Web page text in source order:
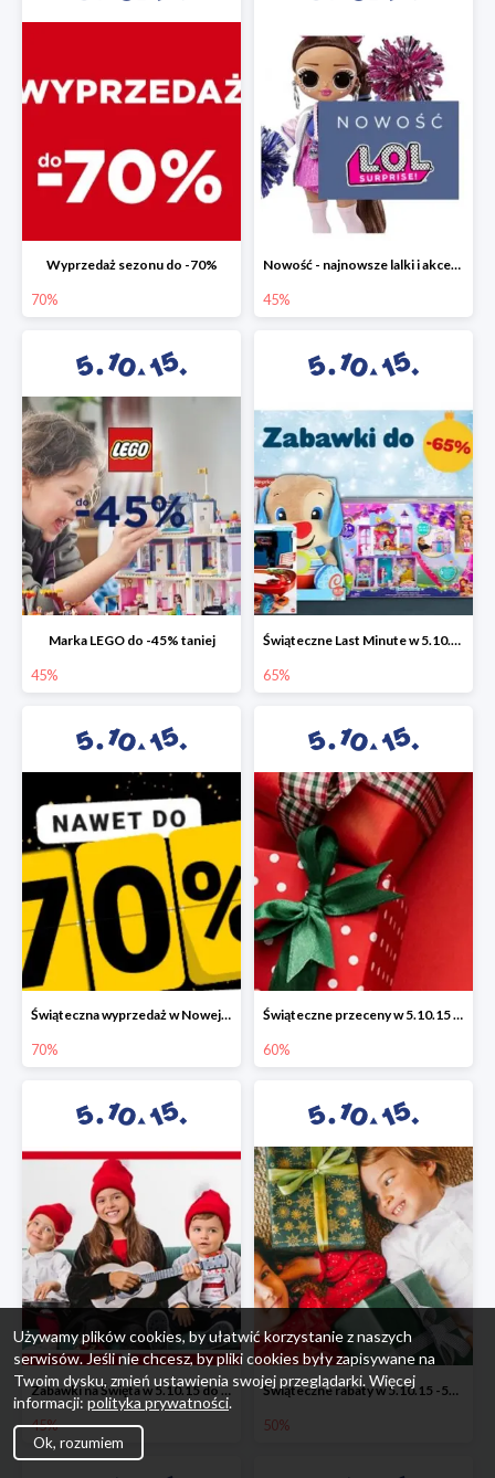
Wyprzedaż sezonu do -70%
70%
Nowość - najnowsze lalki i akcesoria L.O.L. w 5.10.15 do -45%
45%
Marka LEGO do -45% taniej
45%
Świąteczne Last Minute w 5.10.15 - zabawki do -65%
65%
Świąteczna wyprzedaż w Nowej Erze - National Geographic Learning -70%
70%
Świąteczne przeceny w 5.10.15 - wszystkie ubrania -60%
60%
Zabawki na Święta w 5.10.15 do -45%
45%
Świąteczne rabaty w 5.10.15 -50%
50%
Używamy plików cookies, by ułatwić korzystanie z naszych
serwisów. Jeśli nie chcesz, by pliki cookies były zapisywane na
Twoim dysku, zmień ustawienia swojej przeglądarki. Więcej
informacji: polityka prywatności.
Ok, rozumiem